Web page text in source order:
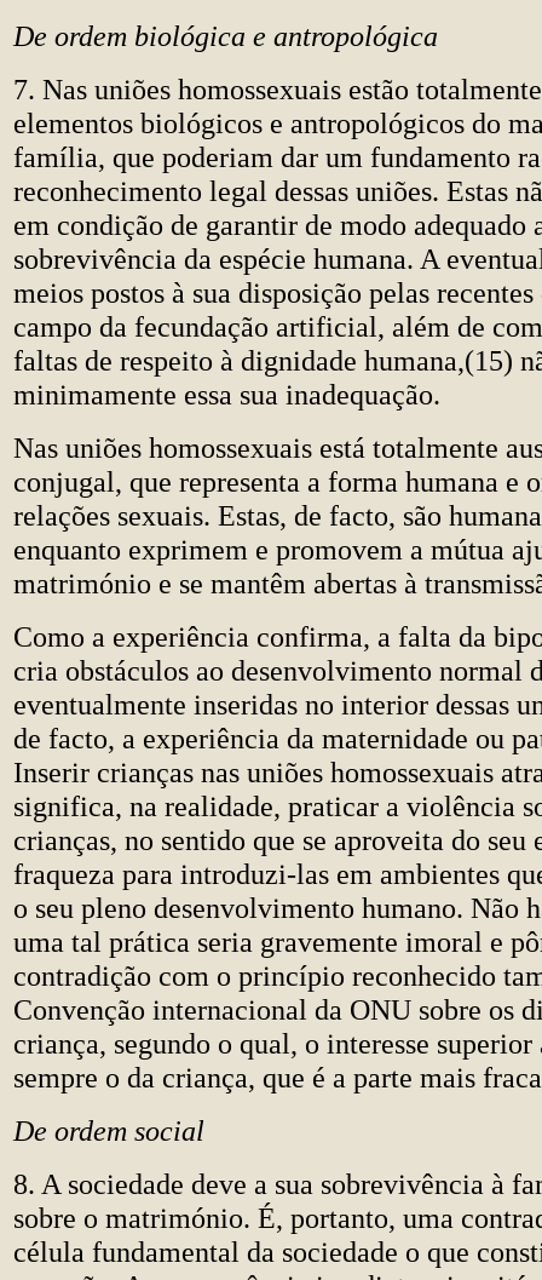
De ordem biológica e antropológica
7. Nas uniões homossexuais estão
elementos biológicos e antropológicos do
família, que poderiam dar um fundamento
reconhecimento legal dessas uniões. Estas
em condição de garantir de modo adequado
sobrevivência da espécie humana. A
meios postos à sua disposição pelas
campo da fecundação artificial, além de
faltas de respeito à dignidade humana,(15)
minimamente essa sua inadequação.
Nas uniões homossexuais está totalmente
conjugal, que representa a forma humana e
relações sexuais. Estas, de facto, são
enquanto exprimem e promovem a mútua
matrimónio e se mantêm abertas à
Como a experiência confirma, a falta da
cria obstáculos ao desenvolvimento normal
eventualmente inseridas no interior dessas
de facto, a experiência da maternidade ou
Inserir crianças nas uniões homossexuais
significa, na realidade, praticar a violência
crianças, no sentido que se aproveita do seu
fraqueza para introduzi-las em ambientes
o seu pleno desenvolvimento humano. Não
uma tal prática seria gravemente imoral e
contradição com o princípio reconhecido
Convenção internacional da ONU sobre os
criança, segundo o qual, o interesse
sempre o da criança, que é a parte mais
De ordem social
8. A sociedade deve a sua sobrevivência à
sobre o matrimónio. É, portanto, uma
célula fundamental da sociedade o que